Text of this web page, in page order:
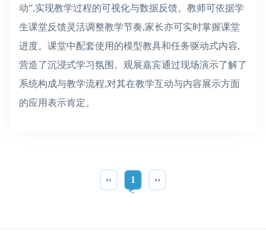
动”,实现教学过程的可视化与数据反馈。教师可依据学
生课堂反馈灵活调整教学节奏,家长亦可实时掌握课堂
进度。课堂中配套使用的模型教具和任务驱动式内容,
营造了沉浸式学习氛围。观展嘉宾通过现场演示了解了
系统构成与教学流程,对其在教学互动与内容展示方面
的应用表示肯定。
‹‹ 1 ››